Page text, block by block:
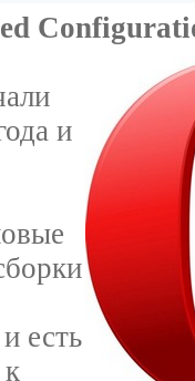
и
есть